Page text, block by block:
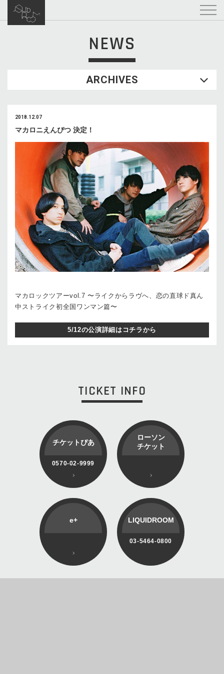
NEWS
ARCHIVES
2018.12.07
マカロニえんぴつ 決定！
マカロックツアーvol.7 〜ライクからラヴへ、恋の直球ド真ん
中ストライク初全国ワンマン篇〜
5/12の公演詳細はコチラから
TICKET INFO
チケットぴあ
0570-02-9999
ローソン
チケット
e+ LIQUIDROOM
03-5464-0800